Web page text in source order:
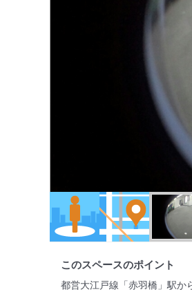
このスペースのポイント
都営大江戸線「赤羽橋」駅か